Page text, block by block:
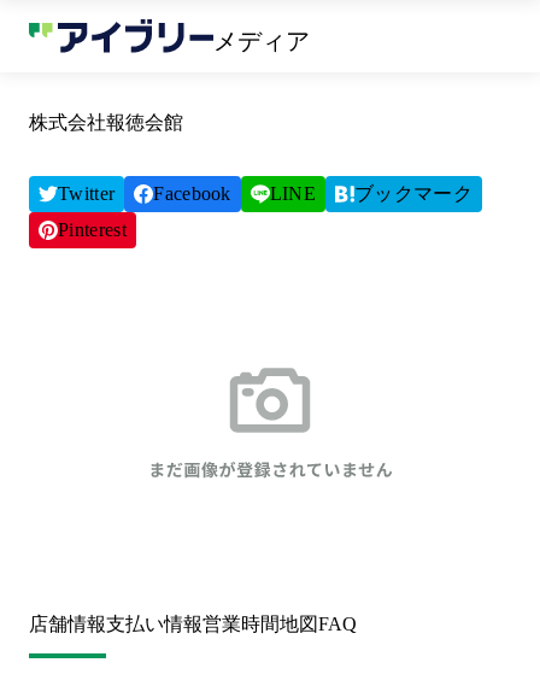
メディア
株式会社報徳会館
Twitter Facebook LINE
ブックマーク
Pinterest
店舗情報支払い情報営業時間地図FAQ